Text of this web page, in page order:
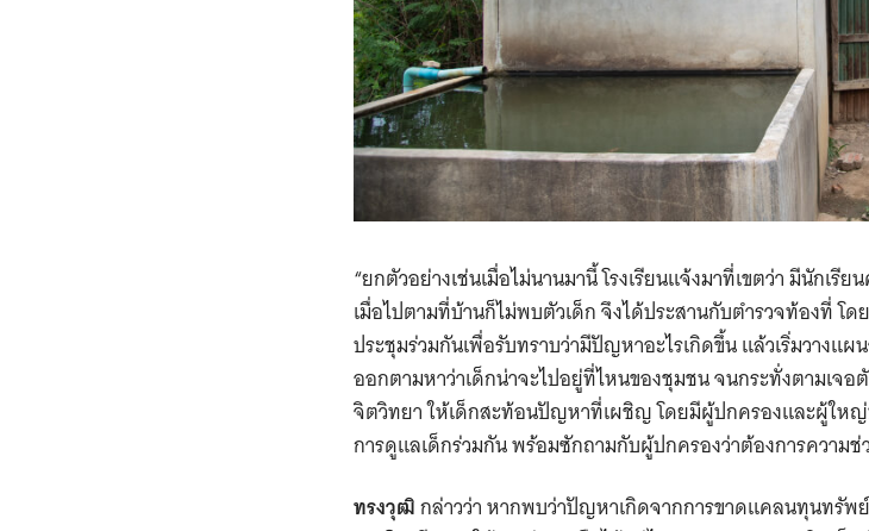
“ยกตัวอย่างเช่นเมื่อไม่นานมานี้ โรงเรียนแจ้งมาที่เขตว่า มีนักเ
เมื่อไปตามที่บ้านก็ไม่พบตัวเด็ก จึงได้ประสานกับตำรวจท้องที่ โ
ประชุมร่วมกันเพื่อรับทราบว่ามีปัญหาอะไรเกิดขึ้น แล้วเริ่มวางแ
ออกตามหาว่าเด็กน่าจะไปอยู่ที่ไหนของชุมชน จนกระทั่งตามเจ
จิตวิทยา ให้เด็กสะท้อนปัญหาที่เผชิญ โดยมีผู้ปกครองและผู้ให
การดูแลเด็กร่วมกัน พร้อมซักถามกับผู้ปกครองว่าต้องการความ
ทรงวุฒิกล่าวว่า หากพบว่าปัญหาเกิดจากการขาดแคลนทุนทรัพย์